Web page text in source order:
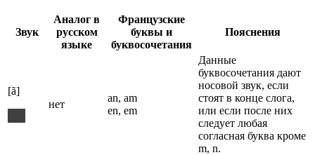
Звук
Аналог в
русском
языке
Французские
буквы и
буквосочетания
Пояснения
[ã]
нет
an, am
en, em
Данные
буквосочетания дают
носовой звук, если
стоят в конце слога,
или если после них
следует любая
согласная буква кроме
m, n.